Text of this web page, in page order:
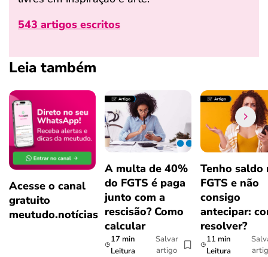
543 artigos escritos
Leia também
Acesse o canal
gratuito
meutudo.notícias
A multa de 40%
do FGTS é paga
junto com a
rescisão? Como
calcular
17 min
Leitura
Salvar
artigo
Tenho saldo
FGTS e não
consigo
antecipar:
resolver?
11 min
Leitura